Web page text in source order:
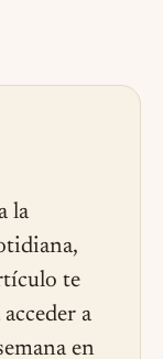
la
te
a
en